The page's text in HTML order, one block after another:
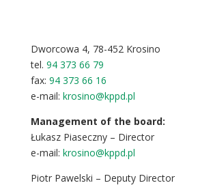
Dworcowa 4, 78-452 Krosino
tel. 94 373 66 79
fax: 94 373 66 16
e-mail: krosino@kppd.pl
Management of the board:
Łukasz Piaseczny – Director
e-mail: krosino@kppd.pl
Piotr Pawelski – Deputy Director